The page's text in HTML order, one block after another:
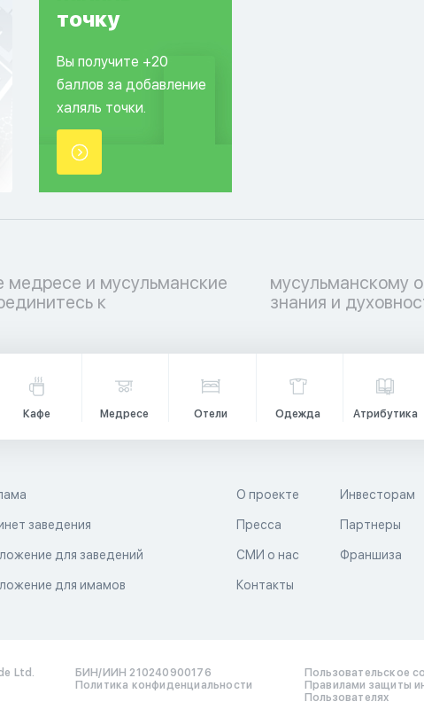
точку
Вы получите +20
баллов за добавление
халяль точки.
медресе и мусульманские
к
процессу, где
знания и
Кафе Медресе Отели Одежда Атрибутика
заведения
для заведений
для имамов
О проекте
Пресса
СМИ о нас
Контакты
Инвесторам
Партнеры
Франшиза
Ltd.
БИН/ИИН 210240900176
Политика конфиденциальности
Пользовательское
Правилами защиты
Пользователях